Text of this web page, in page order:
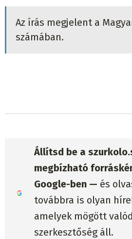
Az írás megjelent a
számában.
Állítsd be a
megbízható
Google-ben — és
továbbra is olyan
amelyek mögött
szerkesztőség áll.